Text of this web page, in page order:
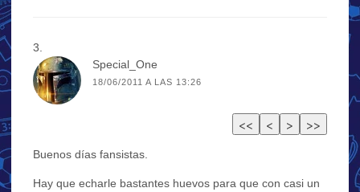
Special_One
18/06/2011 A LAS 13:26
Buenos días fansistas.
Hay que echarle bastantes huevos para que con casi un